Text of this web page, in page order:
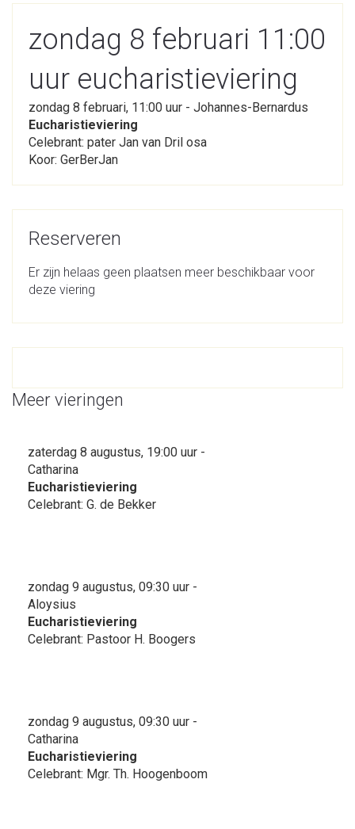
zondag 8 februari 11:00
uur eucharistieviering
zondag 8 februari, 11:00 uur - Johannes-Bernardus
Eucharistieviering
Celebrant: pater Jan van Dril osa
Koor: GerBerJan
Reserveren
Er zijn helaas geen plaatsen meer beschikbaar voor
deze viering
Meer vieringen
zaterdag 8 augustus, 19:00 uur -
Catharina
Eucharistieviering
Celebrant: G. de Bekker
zondag 9 augustus, 09:30 uur -
Aloysius
Eucharistieviering
Celebrant: Pastoor H. Boogers
zondag 9 augustus, 09:30 uur -
Catharina
Eucharistieviering
Celebrant: Mgr. Th. Hoogenboom